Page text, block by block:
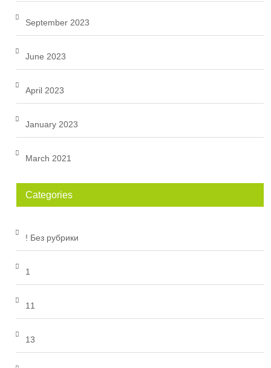
September 2023
June 2023
April 2023
January 2023
March 2021
Categories
! Без рубрики
1
11
13